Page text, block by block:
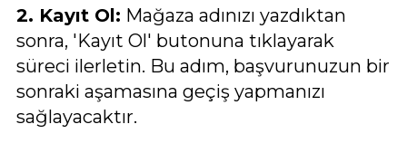
2. Kayıt Ol: Mağaza adınızı yazdıktan
sonra, 'Kayıt Ol' butonuna tıklayarak
süreci ilerletin. Bu adım, başvurunuzun bir
sonraki aşamasına geçiş yapmanızı
sağlayacaktır.